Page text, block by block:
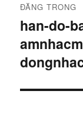
hướng
bài
viết
ĐĂNG TRONG
han-do-